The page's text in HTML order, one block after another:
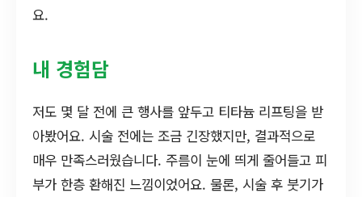
요.
내 경험담
저도 몇 달 전에 큰 행사를 앞두고 티타늄 리프팅을 받
아봤어요. 시술 전에는 조금 긴장했지만, 결과적으로
매우 만족스러웠습니다. 주름이 눈에 띄게 줄어들고 피
부가 한층 환해진 느낌이었어요. 물론, 시술 후 붓기가